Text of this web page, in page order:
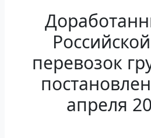
перевозок
апреля